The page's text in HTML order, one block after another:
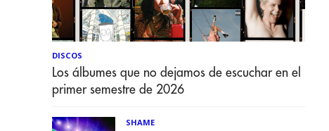
DISCOS
Los álbumes que no dejamos de escuchar en el
primer semestre de 2026
SHAME